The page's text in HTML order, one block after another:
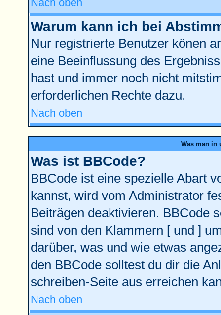
Nach oben
Warum kann ich bei
Nur registrierte Benutzer könen
eine Beeinflussung des
hast und immer noch nicht
erforderlichen Rechte dazu.
Nach oben
Was man in
Was ist BBCode?
BBCode ist eine spezielle Abart
kannst, wird vom Administrator
Beiträgen deaktivieren. BBCode
sind von den Klammern [ und ]
darüber, was und wie etwas
den BBCode solltest du dir die
schreiben-Seite aus erreichen
Nach oben